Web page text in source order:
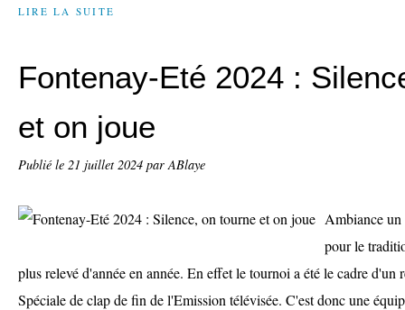
LIRE LA SUITE
Fontenay-Eté 2024 :
et on joue
Publié le 21 juillet 2024 par ABlaye
Ambiance
pour le
plus relevé d'année en année. En effet le tournoi a été le cadre d'un
Spéciale de clap de fin de l'Emission télévisée. C'est donc une